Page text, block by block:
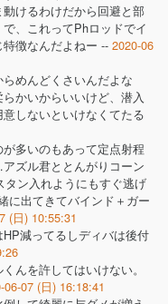
けるわけだから回避と部
、これってPhロッドでイ
徴なんだよねー -- 2020-06
めんどくさいんだよな
かいからいいけど、潜入
しないといけなくてたる
多いのもあって定点射程
ズル君ととんがりコーン
ン入れようにもすぐ逃げ
に出てきてバインド＋ガー
(日) 10:55:31
減ってるしディバは後付
んを許してはいけない。
06-07 (日) 16:18:41